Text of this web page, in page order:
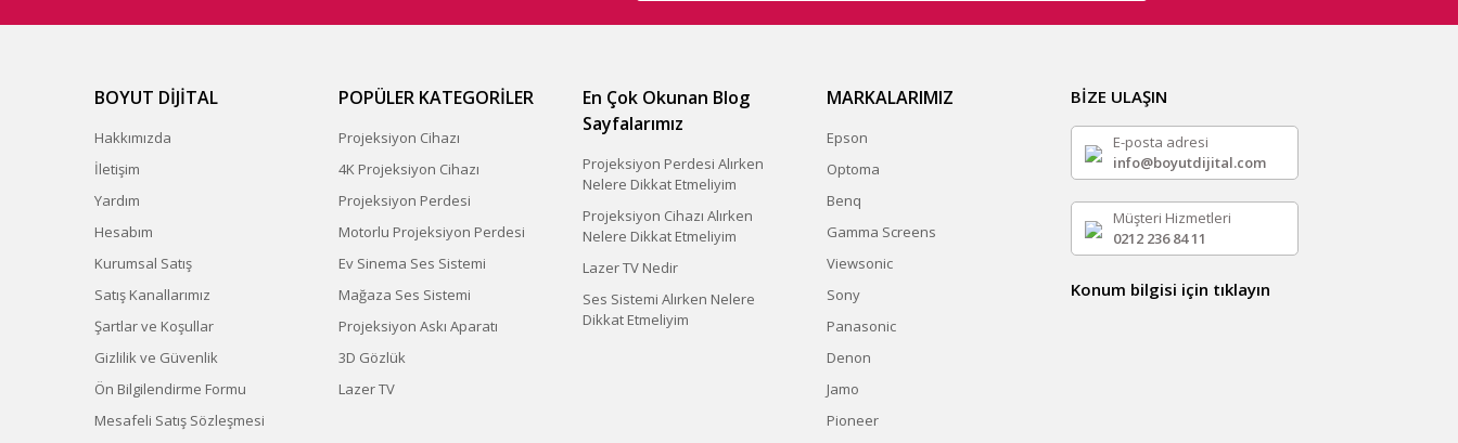
BOYUT DİJİTAL
Hakkımızda
İletişim
Yardım
Hesabım
Kurumsal Satış
Satış Kanallarımız
Şartlar ve Koşullar
Gizlilik ve Güvenlik
Ön Bilgilendirme Formu
Mesafeli Satış Sözleşmesi
POPÜLER KATEGORİLER
Projeksiyon Cihazı
4K Projeksiyon Cihazı
Projeksiyon Perdesi
Motorlu Projeksiyon Perdesi
Ev Sinema Ses Sistemi
Mağaza Ses Sistemi
Projeksiyon Askı Aparatı
3D Gözlük
Lazer TV
En Çok Okunan Blog
Sayfalarımız
Projeksiyon Perdesi Alırken
Nelere Dikkat Etmeliyim
Projeksiyon Cihazı Alırken
Nelere Dikkat Etmeliyim
Lazer TV Nedir
Ses Sistemi Alırken Nelere
Dikkat Etmeliyim
MARKALARIMIZ
Epson
Optoma
Benq
Gamma Screens
Viewsonic
Sony
Panasonic
Denon
Jamo
Pioneer
BİZE ULAŞIN
E-posta adresi
info@boyutdijital.com
Müşteri Hizmetleri
0212 236 84 11
Konum bilgisi için tıklayın